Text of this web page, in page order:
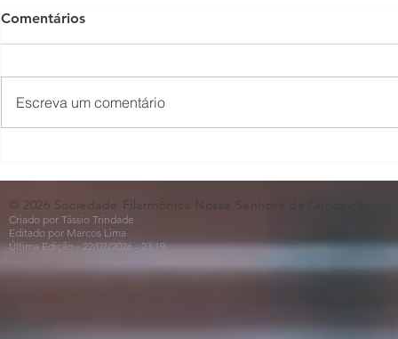
🎵🎶
ao Dia dos
Comentários
Escreva um comentário
© 2026 Sociedade Filarmônica Nossa Senhora da Conceição.
Criado por Tássio Trindade
Editado por Marcos Lima
Última Edição - 22/07/2026- 23:19